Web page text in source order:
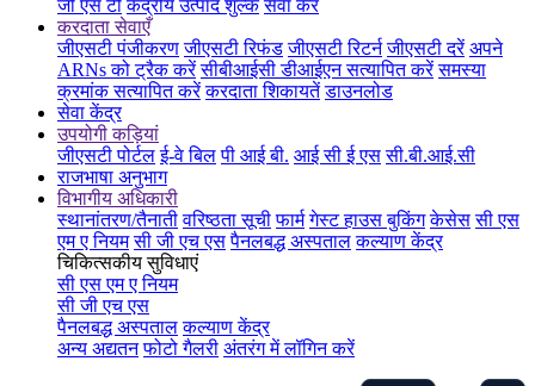
जी एस टी केंद्रीय उत्पाद शुल्क सेवा कर
करदाता सेवाएँ
जीएसटी पंजीकरण जीएसटी रिफंड जीएसटी रिटर्न जीएसटी दरें अपने
ARNs को ट्रैक करें सीबीआईसी डीआईएन सत्यापित करें समस्या
क्रमांक सत्यापित करें करदाता शिकायतें डाउनलोड
सेवा केंद्र
उपयोगी कड़ियां
जीएसटी पोर्टल ई-वे बिल पी आई बी. आई सी ई एस सी.बी.आई.सी
राजभाषा अनुभाग
विभागीय अधिकारी
स्थानांतरण/तैनाती वरिष्ठता सूची फार्म गेस्ट हाउस बुकिंग केसेस सी एस
एम ए नियम सी जी एच एस पैनलबद्ध अस्पताल कल्याण केंद्र
चिकित्सकीय सुविधाएं
सी एस एम ए नियम
सी जी एच एस
पैनलबद्ध अस्पताल कल्याण केंद्र
अन्य अद्यतन फोटो गैलरी अंतरंग में लॉगिन करें